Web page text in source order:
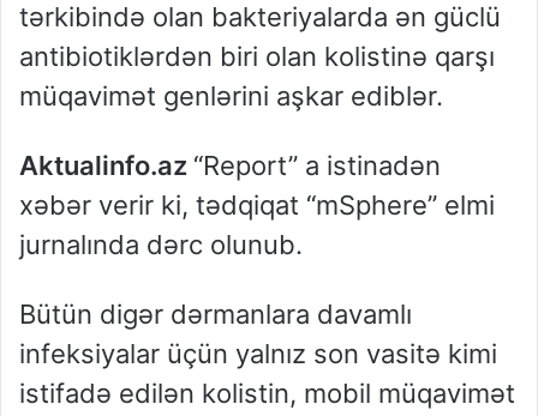
tərkibində olan bakteriyalarda ən güclü
antibiotiklərdən biri olan kolistinə qarşı
müqavimət genlərini aşkar ediblər.
Aktualinfo.az “Report” a istinadən
xəbər verir ki, tədqiqat “mSphere” elmi
jurnalında dərc olunub.
Bütün digər dərmanlara davamlı
infeksiyalar üçün yalnız son vasitə kimi
istifadə edilən kolistin, mobil müqavimət